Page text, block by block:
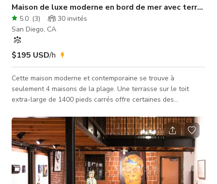
Maison de luxe moderne en bord de mer avec
5.0 (3) 30 invités
San Diego, CA
$195 USD/h
Cette maison moderne et contemporaine se trouve à
seulement 4 maisons de la plage. Une terrasse sur le toit
extra-large de 1400 pieds carrés offre certaines des
confortables, des chaises longues, un jacuzzi privé et une
piscine privée. Le 2e étage présente un salon spacieux et
luxueux avec vue sur l'océan et le coucher de soleil,
comprenant une grande cheminée, une télévision à écran plat
de 90 pouces et de nombreux sièges confort